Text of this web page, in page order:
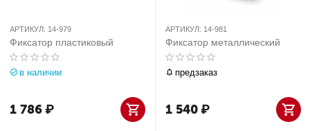
АРТИКУЛ: 14-979
Фиксатор пластиковый
в наличии
1 786₽
АРТИКУЛ: 14-981
Фиксатор металлический
предзаказ
1 540₽